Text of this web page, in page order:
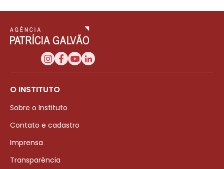
O INSTITUTO
Sobre o Instituto
Contato e cadastro
Imprensa
Transparência